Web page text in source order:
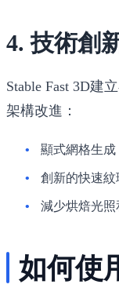
4. 技術創
Stable Fast 3D建
架構改進：
顯式網格生成
創新的快速
減少烘焙光
如何使